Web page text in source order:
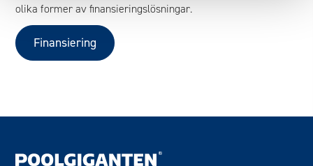
olika former av finansieringslösningar.
Finansiering